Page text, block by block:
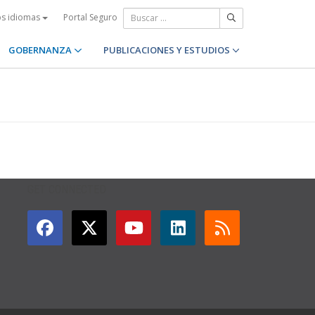
idiomas Portal Seguro
GOBERNANZA PUBLICACIONES Y ESTUDIOS